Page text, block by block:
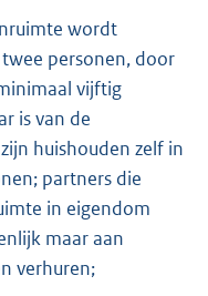
wordt
personen, door
vijftig
is van de
huishouden zelf in
partners die
in eigendom
maar aan
verhuren;